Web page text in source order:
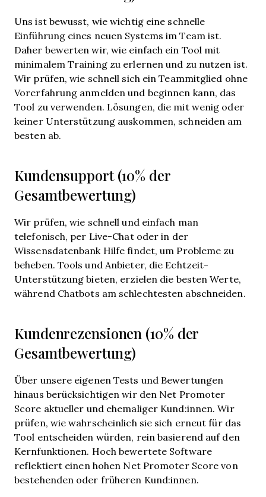
Uns ist bewusst, wie wichtig eine schnelle
Einführung eines neuen Systems im Team ist.
Daher bewerten wir, wie einfach ein Tool mit
minimalem Training zu erlernen und zu nutzen ist.
Wir prüfen, wie schnell sich ein Teammitglied ohne
Vorerfahrung anmelden und beginnen kann, das
Tool zu verwenden. Lösungen, die mit wenig oder
keiner Unterstützung auskommen, schneiden am
besten ab.
Kundensupport (10% der
Gesamtbewertung)
Wir prüfen, wie schnell und einfach man
telefonisch, per Live-Chat oder in der
Wissensdatenbank Hilfe findet, um Probleme zu
beheben. Tools und Anbieter, die Echtzeit-
Unterstützung bieten, erzielen die besten Werte,
während Chatbots am schlechtesten abschneiden.
Kundenrezensionen (10% der
Gesamtbewertung)
Über unsere eigenen Tests und Bewertungen
hinaus berücksichtigen wir den Net Promoter
Score aktueller und ehemaliger Kund:innen. Wir
prüfen, wie wahrscheinlich sie sich erneut für das
Tool entscheiden würden, rein basierend auf den
Kernfunktionen. Hoch bewertete Software
reflektiert einen hohen Net Promoter Score von
bestehenden oder früheren Kund:innen.